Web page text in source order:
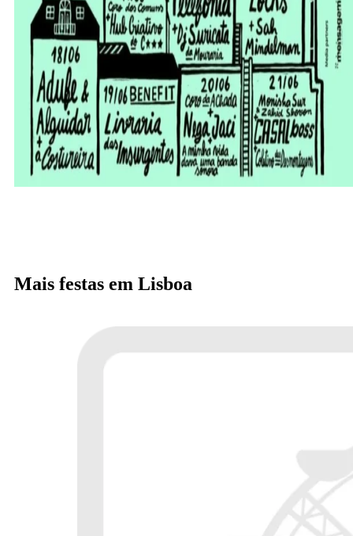
Mais festas em Lisboa